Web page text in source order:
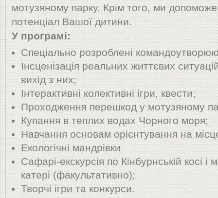
мотузяному парку. Крім того, ми
потенціал Вашої дитини.
У програмі:
Спеціально розроблені
Інсценізація реальних життєвих
вихід з них;
Інтерактивні колективні ігри, квести;
Проходження перешкод у мотузяному
Купання в теплих водах Чорного моря;
Навчання основам орієнтування на
Екологічні мандрівки
Сафарі-екскурсія по Кінбурнській косі
катері (факультативно);
Творчі ігри та конкурси.